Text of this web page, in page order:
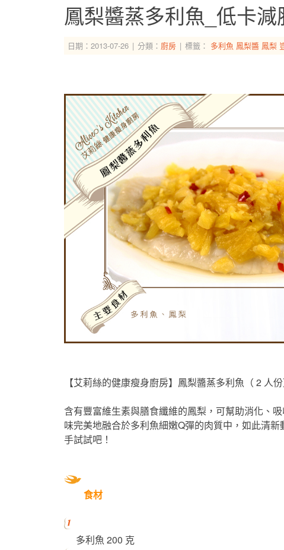
鳳梨醬蒸多利魚_低卡減
日期：2013-07-26 分類： 廚房 標籤： 多利魚 鳳梨醬 鳳梨
【艾莉絲的健康瘦身廚房】鳳梨醬蒸多利魚（ 2 人份
含有豐富維生素與膳食纖維的鳳梨，可幫助消化、
味完美地融合於多利魚細嫩Q彈的肉質中，如此清
手試試吧！
食材
多利魚 200 克